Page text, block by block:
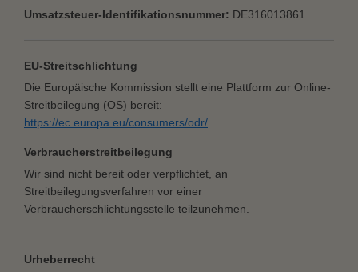
Umsatzsteuer-Identifikationsnummer: DE316013861
EU-Streitschlichtung
Die Europäische Kommission stellt eine Plattform zur Online-
Streitbeilegung (OS) bereit:
https://ec.europa.eu/consumers/odr/
Verbraucherstreitbeilegung
Wir sind nicht bereit oder verpflichtet, an
Streitbeilegungsverfahren vor einer
Verbraucherschlichtungsstelle teilzunehmen.
Urheberrecht